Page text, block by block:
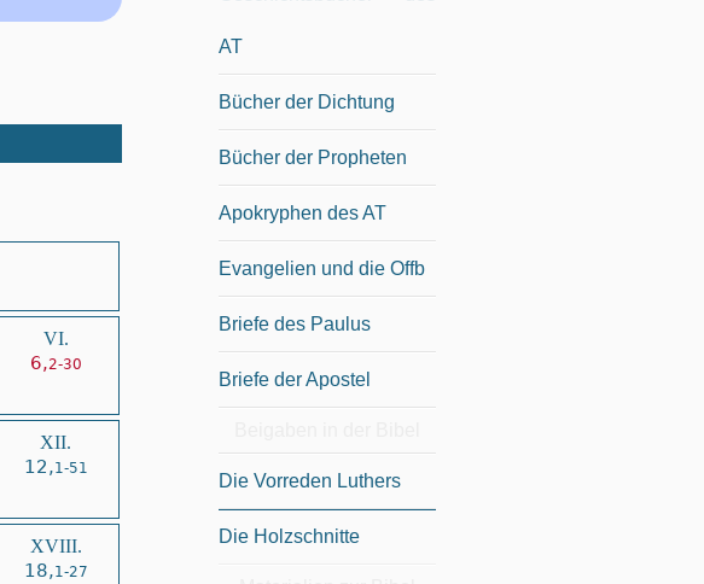
VI.
6,2-30
XII.
12,1-51
XVIII.
18,1-27
AT
Bücher der Dichtung
Bücher der Propheten
Apokryphen des AT
Evangelien und die Offb
Briefe des Paulus
Briefe der Apostel
Die Vorreden Luthers
Die Holzschnitte